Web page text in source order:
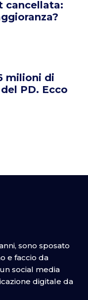
cancellata:
milioni di
PD. Ecco
sono sposato
e faccio da
social media
digitale da